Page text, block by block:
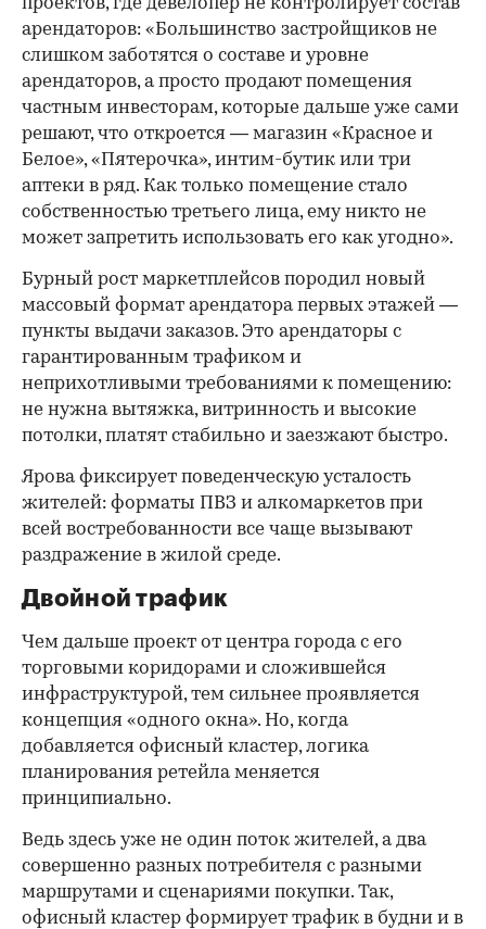
проектов, где девелопер не контролирует состав
арендаторов: «Большинство застройщиков не
слишком заботятся о составе и уровне
арендаторов, а просто продают помещения
частным инвесторам, которые дальше уже сами
решают, что откроется — магазин «Красное и
Белое», «Пятерочка», интим-бутик или три
аптеки в ряд. Как только помещение стало
собственностью третьего лица, ему никто не
может запретить использовать его как угодно».
Бурный рост маркетплейсов породил новый
массовый формат арендатора первых этажей —
пункты выдачи заказов. Это арендаторы с
гарантированным трафиком и
неприхотливыми требованиями к помещению:
не нужна вытяжка, витринность и высокие
потолки, платят стабильно и заезжают быстро.
Ярова фиксирует поведенческую усталость
жителей: форматы ПВЗ и алкомаркетов при
всей востребованности все чаще вызывают
раздражение в жилой среде.
Двойной трафик
Чем дальше проект от центра города с его
торговыми коридорами и сложившейся
инфраструктурой, тем сильнее проявляется
концепция «одного окна». Но, когда
добавляется офисный кластер, логика
планирования ретейла меняется
принципиально.
Ведь здесь уже не один поток жителей, а два
совершенно разных потребителя с разными
маршрутами и сценариями покупки. Так,
офисный кластер формирует трафик в будни и в